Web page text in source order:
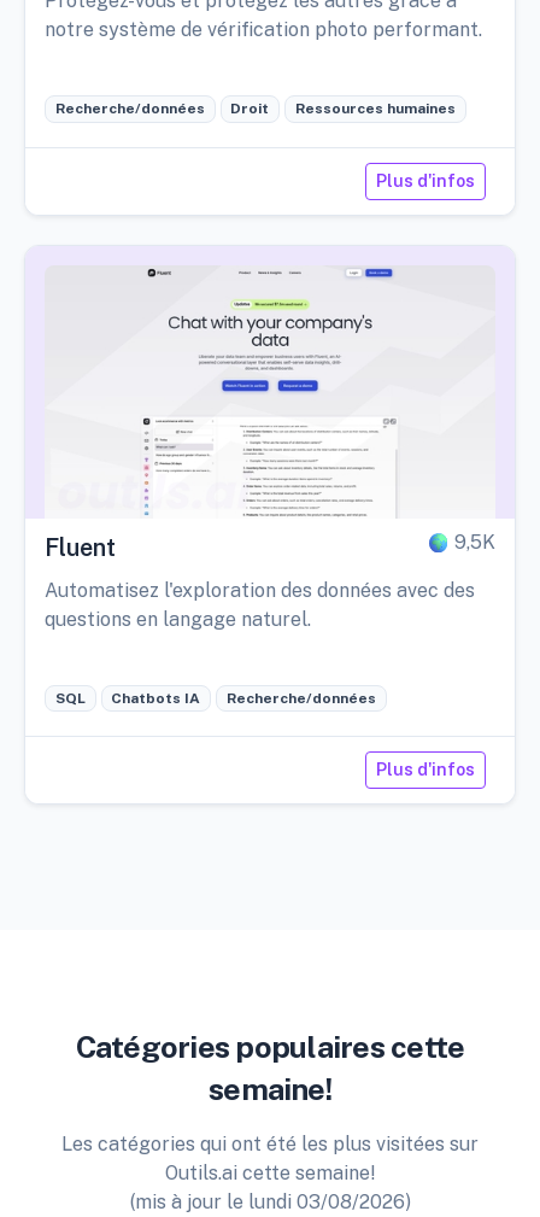
notre système de vérification photo performant.
Recherche/données Droit Ressources humaines
Plus d'infos
Fluent 9,5K
Automatisez l'exploration des données avec des
questions en langage naturel.
SQL Chatbots IA Recherche/données
Plus d'infos
Catégories populaires cette
semaine!
Les catégories qui ont été les plus visitées sur
Outils.ai cette semaine!
(mis à jour le lundi 03/08/2026)